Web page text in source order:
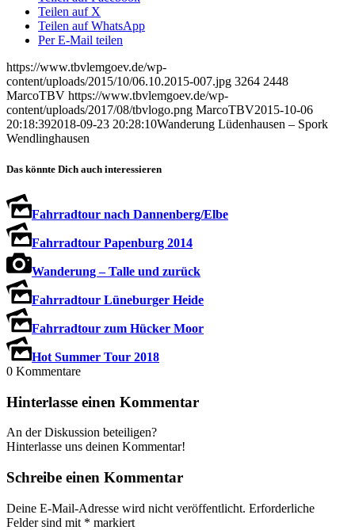
Teilen auf X
Teilen auf WhatsApp
Per E-Mail teilen
https://www.tbvlemgoev.de/wp-
content/uploads/2015/10/06.10.2015-007.jpg 3264 2448
MarcoTBV https://www.tbvlemgoev.de/wp-
content/uploads/2017/08/tbvlogo.png MarcoTBV2015-10-06
20:18:392018-09-23 20:28:10Wanderung Lüdenhausen – Spork
Wendlinghausen
Das könnte Dich auch interessieren
Fahrradtour nach Dannenberg/Elbe
Fahrradtour Papenburg 2014
Wanderung – Talle und zurück
Fahrradtour Lüneburger Heide
Fahrradtour zum Hücker Moor
Hot Summer Tour 2018
0 Kommentare
Hinterlasse einen Kommentar
An der Diskussion beteiligen?
Hinterlasse uns deinen Kommentar!
Schreibe einen Kommentar
Deine E-Mail-Adresse wird nicht veröffentlicht. Erforderliche
Felder sind mit * markiert